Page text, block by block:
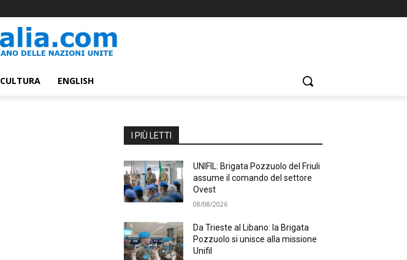
CULTURA ENGLISH
I PIÙ LETTI
UNIFIL: Brigata Pozzuolo del Friuli
assume il comando del settore
Ovest
08/08/2026
Da Trieste al Libano: la Brigata
Pozzuolo si unisce alla missione
Unifil